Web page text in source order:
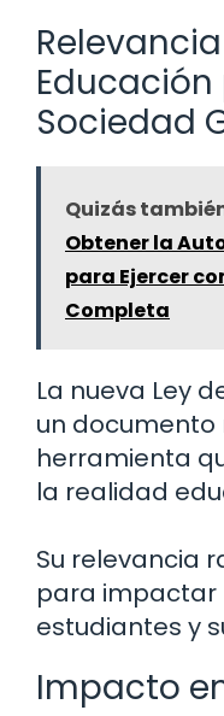
Sociedad
Quizás
Obtener la
para Ejercer
Completa
La nueva Ley
un documento
herramienta
la realidad
Su relevancia
para impactar
estudiantes y
Impacto